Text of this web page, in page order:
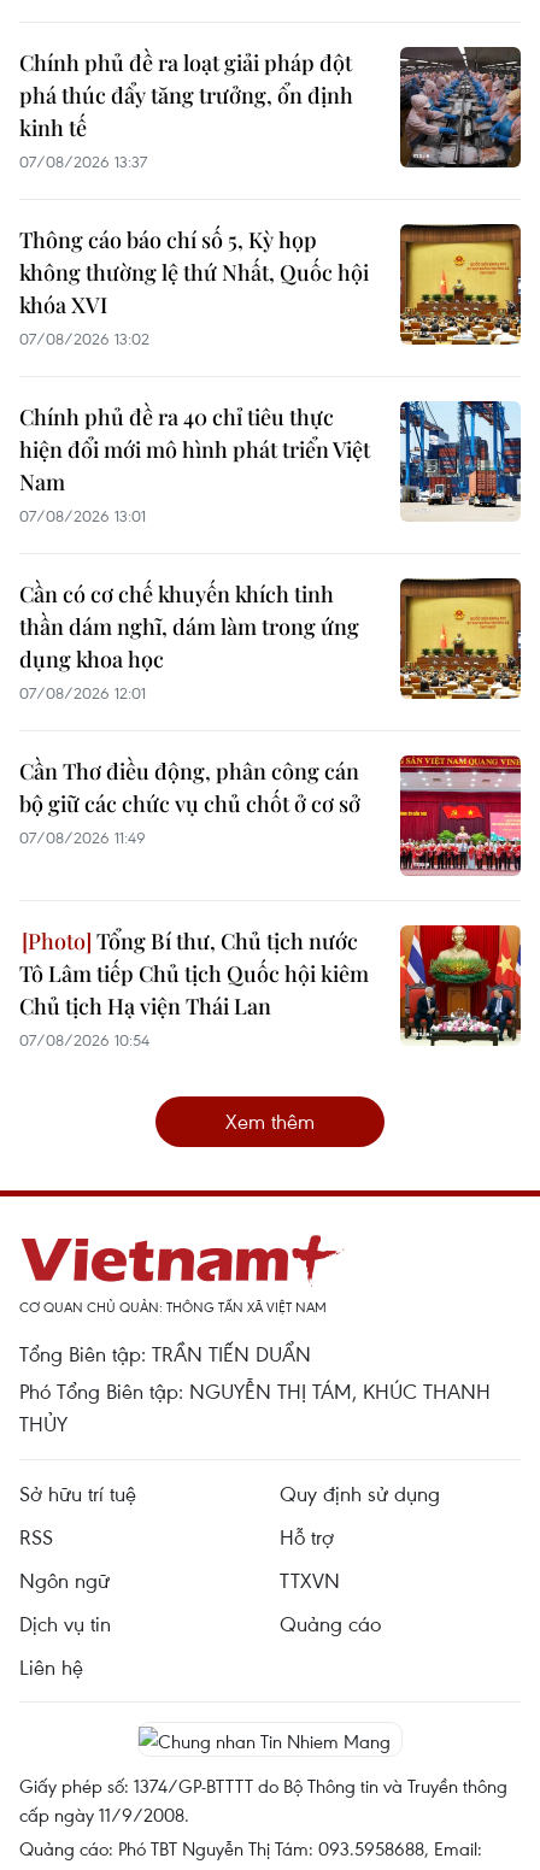
Chính phủ đề ra loạt giải pháp đột
phá thúc đẩy tăng trưởng, ổn định
kinh tế
07/08/2026 13:37
Thông cáo báo chí số 5, Kỳ họp
không thường lệ thứ Nhất, Quốc hội
khóa XVI
07/08/2026 13:02
Chính phủ đề ra 40 chỉ tiêu thực
hiện đổi mới mô hình phát triển Việt
Nam
07/08/2026 13:01
Cần có cơ chế khuyến khích tinh
thần dám nghĩ, dám làm trong ứng
dụng khoa học
07/08/2026 12:01
Cần Thơ điều động, phân công cán
bộ giữ các chức vụ chủ chốt ở cơ sở
07/08/2026 11:49
Tổng Bí thư, Chủ tịch nước
Tô Lâm tiếp Chủ tịch Quốc hội kiêm
Chủ tịch Hạ viện Thái Lan
07/08/2026 10:54
Xem thêm
CƠ QUAN CHỦ QUẢN: THÔNG TẤN XÃ VIỆT NAM
Tổng Biên tập: TRẦN TIẾN DUẨN
Phó Tổng Biên tập: NGUYỄN THỊ TÁM, KHÚC THANH
THỦY
Sở hữu trí tuệ
Quy định sử dụng
RSS
Hỗ trợ
Ngôn ngữ
TTXVN
Dịch vụ tin
Quảng cáo
Liên hệ
Giấy phép số: 1374/GP-BTTTT do Bộ Thông tin và Truyền thông
cấp ngày 11/9/2008.
Quảng cáo: Phó TBT Nguyễn Thị Tám: 093.5958688, Email: